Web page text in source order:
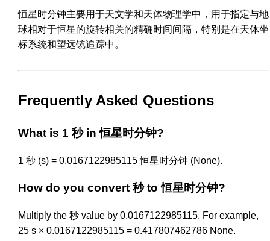
恒星时分钟主要用于天文学和天体物理学中，用于指定与地
球相对于恒星的旋转相关的精确时间间隔，特别是在天体坐
标系统和望远镜追踪中。
Frequently Asked Questions
What is 1 秒 in 恒星时分钟?
1 秒 (s) = 0.0167122985115 恒星时分钟 (None).
How do you convert 秒 to 恒星时分钟?
Multiply the 秒 value by 0.0167122985115. For example,
25 s × 0.0167122985115 = 0.417807462786 None.